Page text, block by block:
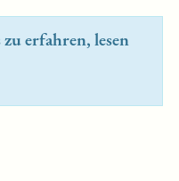
erfahren, lesen